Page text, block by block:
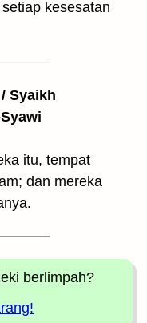
kesesatan
Syaikh
itu, tempat
dan mereka
berlimpah?